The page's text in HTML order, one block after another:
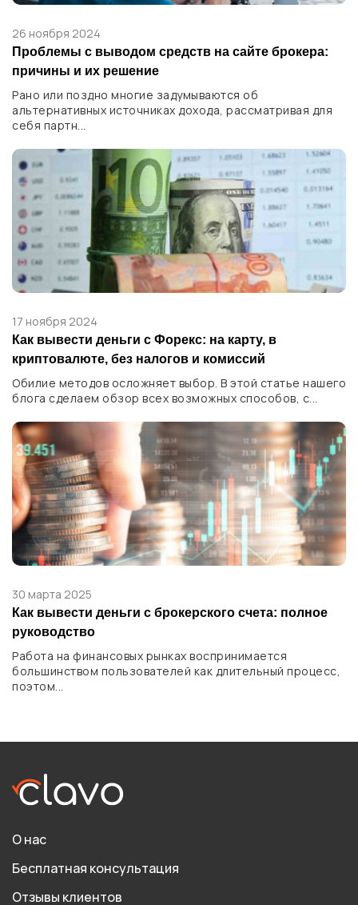
26 ноября 2024
Проблемы с выводом средств на сайте брокера:
причины и их решение
Рано или поздно многие задумываются об
альтернативных источниках дохода, рассматривая для
себя партн...
17 ноября 2024
Как вывести деньги с Форекс: на карту, в
криптовалюте, без налогов и комиссий
Обилие методов осложняет выбор. В этой статье нашего
блога сделаем обзор всех возможных способов, с...
30 марта 2025
Как вывести деньги с брокерского счета: полное
руководство
Работа на финансовых рынках воспринимается
большинством пользователей как длительный процесс,
поэтом...
О нас
Бесплатная консультация
Отзывы клиентов